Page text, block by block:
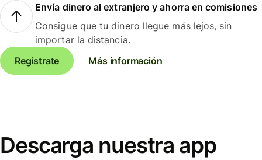
Envía dinero al extranjero y ahorra en comisiones
Consigue que tu dinero llegue más lejos, sin
importar la distancia.
Regístrate
Más información
Descarga nuestra app